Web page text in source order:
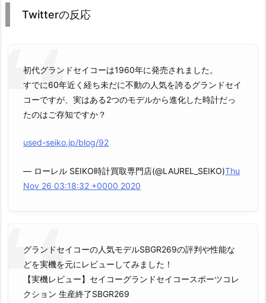
Twitterの反応
初代グランドセイコーは1960年に発売されました。
すでに60年近く経ち未だに不動の人気を誇るグランドセイ
コーですが、実はある2つのモデルから進化した時計だっ
たのはご存知ですか？
used-seiko.jp/blog/92
— ローレル SEIKO時計買取専門店(@LAUREL_SEIKO)Thu
Nov 26 03:18:32 +0000 2020
グランドセイコーの人気モデルSBGR269の評判や性能な
どを実機を元にレビューしてみました！
【実機レビュー】セイコーグランドセイコースポーツコレ
クション 生産終了SBGR269